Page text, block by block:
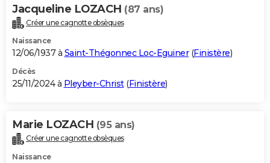
Jacqueline LOZACH (87 ans)
Créer une cagnotte obsèques
Naissance
12/06/1937 à Saint-Thégonnec Loc-Eguiner(Finistère)
Décès
25/11/2024 à Pleyber-Christ(Finistère)
Marie LOZACH (95 ans)
Créer une cagnotte obsèques
Naissance